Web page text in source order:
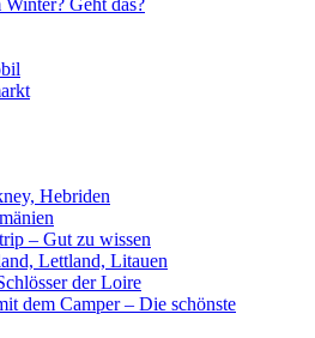
Hebriden
– Gut zu wissen
Lettland, Litauen
der Loire
dem Camper – Die schönste